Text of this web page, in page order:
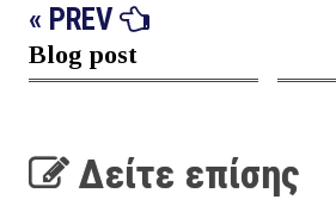
« PREV
Blog post
Δείτε επίσης